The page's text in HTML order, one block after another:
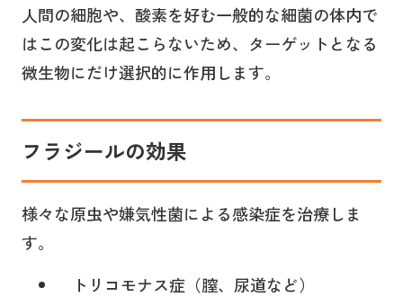
人間の細胞や、酸素を好む一般的な細菌の体内で
はこの変化は起こらないため、ターゲットとなる
微生物にだけ選択的に作用します。
フラジールの効果
様々な原虫や嫌気性菌による感染症を治療しま
す。
トリコモナス症（膣、尿道など）